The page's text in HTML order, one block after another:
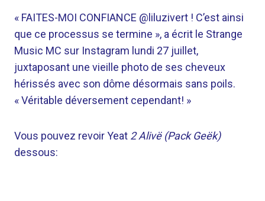
« FAITES-MOI CONFIANCE @liluzivert ! C’est ainsi
que ce processus se termine », a écrit le Strange
Music MC sur Instagram lundi 27 juillet,
juxtaposant une vieille photo de ses cheveux
hérissés avec son dôme désormais sans poils.
« Véritable déversement cependant! »
Vous pouvez revoir Yeat 2 Alivë (Pack Geëk)
dessous: